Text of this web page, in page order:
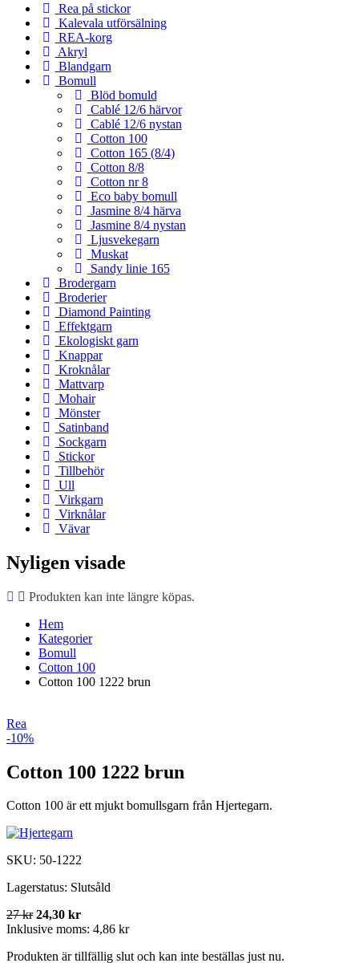
Rea på stickor
Kalevala utförsälning
REA-korg
Akryl
Blandgarn
Bomull
Blöd bomuld
Cablé 12/6 härvor
Cablé 12/6 nystan
Cotton 100
Cotton 165 (8/4)
Cotton 8/8
Cotton nr 8
Eco baby bomull
Jasmine 8/4 härva
Jasmine 8/4 nystan
Ljusvekegarn
Muskat
Sandy linie 165
Brodergarn
Broderier
Diamond Painting
Effektgarn
Ekologiskt garn
Knappar
Kroknålar
Mattvarp
Mohair
Mönster
Satinband
Sockgarn
Stickor
Tillbehör
Ull
Virkgarn
Virknålar
Vävar
Nyligen visade
Produkten kan inte längre köpas.
Hem
Kategorier
Bomull
Cotton 100
Cotton 100 1222 brun
Rea
-10%
Cotton 100 1222 brun
Cotton 100 är ett mjukt bomullsgarn från Hjertegarn.
SKU: 50-1222
Lagerstatus: Slutsåld
27 kr 24,30 kr
Inklusive moms: 4,86 kr
Produkten är tillfällig slut och kan inte beställas just nu.